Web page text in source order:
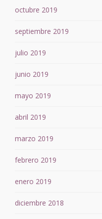
octubre 2019
septiembre 2019
julio 2019
junio 2019
mayo 2019
abril 2019
marzo 2019
febrero 2019
enero 2019
diciembre 2018